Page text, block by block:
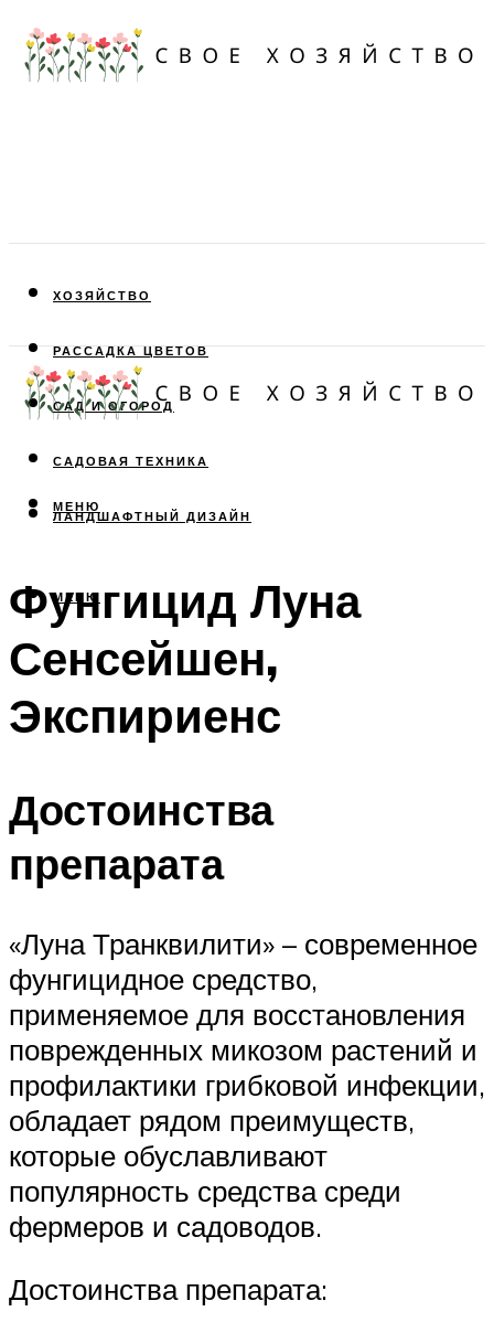
ХОЗЯЙСТВО
РАССАДКА ЦВЕТОВ
САД И ОГОРОД
САДОВАЯ ТЕХНИКА
ЛАНДШАФТНЫЙ ДИЗАЙН
МЕНЮ
МЕНЮ
Фунгицид Луна
Сенсейшен,
Экспириенс
Достоинства
препарата
«Луна Транквилити» – современное
фунгицидное средство,
применяемое для восстановления
поврежденных микозом растений и
профилактики грибковой инфекции,
обладает рядом преимуществ,
которые обуславливают
популярность средства среди
фермеров и садоводов.
Достоинства препарата: